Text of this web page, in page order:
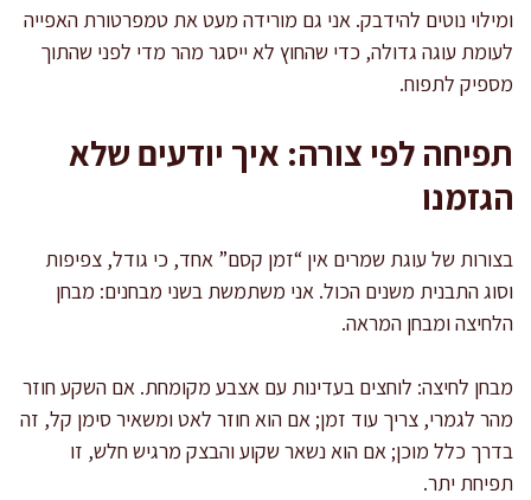
ומילוי נוטים להידבק. אני גם מורידה מעט את טמפרטורת האפייה
לעומת עוגה גדולה, כדי שהחוץ לא ייסגר מהר מדי לפני שהתוך
מספיק לתפוח.
תפיחה לפי צורה: איך יודעים שלא
הגזמנו
בצורות של עוגת שמרים אין “זמן קסם” אחד, כי גודל, צפיפות
וסוג התבנית משנים הכול. אני משתמשת בשני מבחנים: מבחן
הלחיצה ומבחן המראה.
מבחן לחיצה: לוחצים בעדינות עם אצבע מקומחת. אם השקע חוזר
מהר לגמרי, צריך עוד זמן; אם הוא חוזר לאט ומשאיר סימן קל, זה
בדרך כלל מוכן; אם הוא נשאר שקוע והבצק מרגיש חלש, זו
תפיחת יתר.